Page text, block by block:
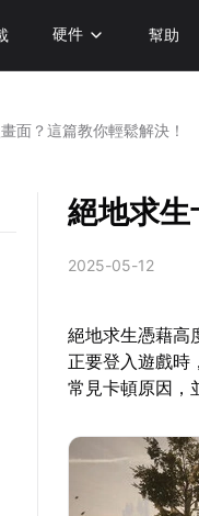
硬件 幫助
面？這篇教你輕鬆解決！
絕地求生
2025-05-12
絕地求生憑藉高
正要登入遊戲時
常見卡頓原因，